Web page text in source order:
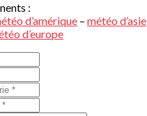
:
d’amérique – météo d’asie
d’europe